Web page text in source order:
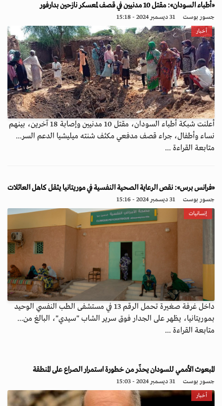
«أطباء السودان»: مقتل 10 مدنيين في قصف لمعسكر نازحين بدارفور
جسور بوست 31 ديسمبر 2024 - 15:18
أخبار
أعلنت شبكة أطباء السودان، مقتل 10 مدنيين وإصابة 18 آخرين، بينهم
نساء وأطفال، جراء قصف مدفعي مكثف شنته ميليشيا الدعم السر...
متابعة القراءة ...
«فرانس برس»: نقص الرعاية الصحية النفسية في موريتانيا يثقل كاهل العائلات
جسور بوست 31 ديسمبر 2024 - 15:16
إنسانيات
داخل غرفة صغيرة تحمل الرقم 13 في مستشفى الطب النفسي الوحيد
بموريتانيا، يظهر على الجدار فوق سرير الشاب "سيدي"، البالغ من...
متابعة القراءة ...
المبعوث الأممي للسودان يحذّر من خطورة استمرار الصراع على المنطقة
جسور بوست 31 ديسمبر 2024 - 15:03
أخبار